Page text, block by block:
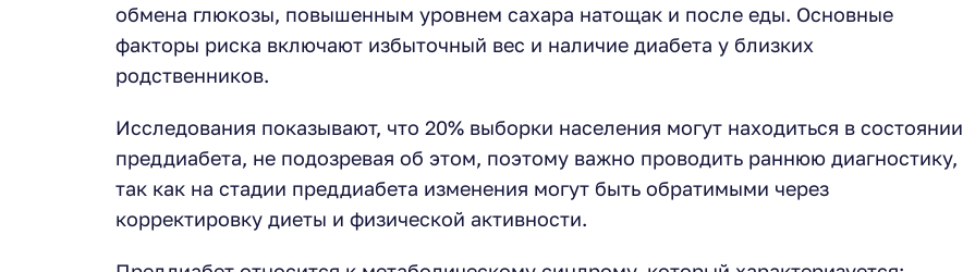
обмена глюкозы, повышенным уровнем сахара натощак и после еды. Основные
факторы риска включают избыточный вес и наличие диабета у близких
родственников.
Исследования показывают, что 20% выборки населения могут находиться в состоянии
преддиабета, не подозревая об этом, поэтому важно проводить раннюю диагностику,
так как на стадии преддиабета изменения могут быть обратимыми через
корректировку диеты и физической активности.